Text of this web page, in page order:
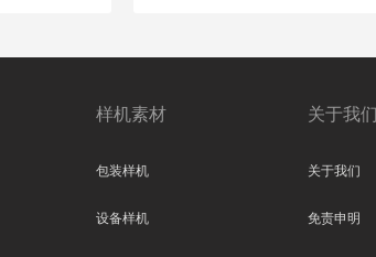
样机素材
包装样机
设备样机
关于我们
关于我们
免责申明